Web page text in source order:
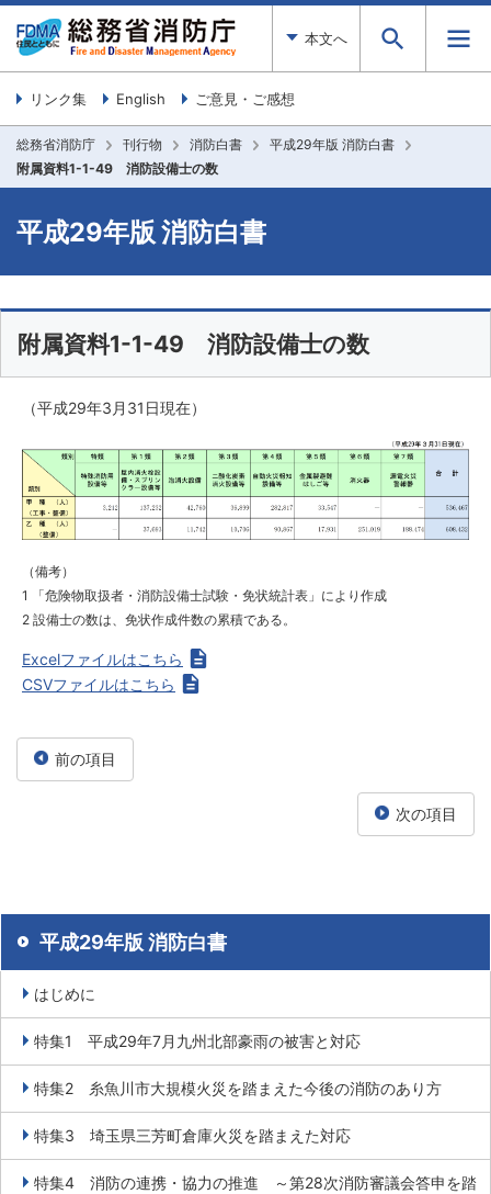
本文へ
リンク集 English ご意見・ご感想
総務省消防庁 刊行物 消防白書
平成29年版 消防白書
附属資料1-1-49 消防設備士の数
平成29年版 消防白書
附属資料1-1-49 消防設備士の数
（平成29年3月31日現在）
（備考）
1 「危険物取扱者・消防設備士試験・免状統計表」により作成
2 設備士の数は、免状作成件数の累積である。
Excelファイルはこちら
CSVファイルはこちら
前の項目
次の項目
平成29年版 消防白書
はじめに
特集1 平成29年7月九州北部豪雨の被害と対応
特集2 糸魚川市大規模火災を踏まえた今後の消防のあり方
特集3 埼玉県三芳町倉庫火災を踏まえた対応
特集4 消防の連携・協力の推進 ～第28次消防審議会答申を踏